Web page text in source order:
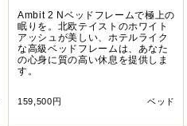
Ambit 2 Nベッドフレームで極上の
眠りを。北欧テイストのホワイト
アッシュが美しい、ホテルライク
な高級ベッドフレームは、あなた
の心身に質の高い休息を提供しま
す。
159,500円 ベッド